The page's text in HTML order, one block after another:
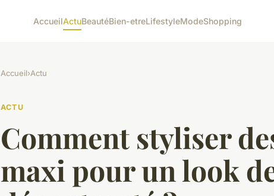
AccueilActuBeautéBien-etreLifestyleModeShopping
Accueil›Actu
ACTU
Comment styliser
maxi pour un look